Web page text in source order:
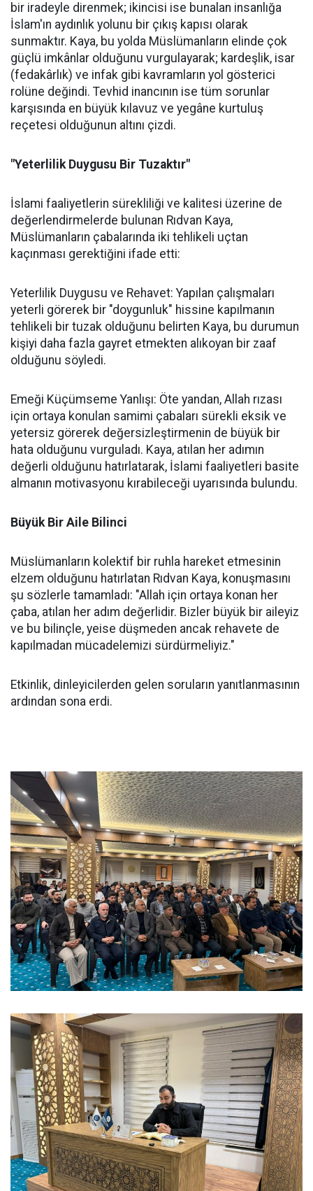
bir iradeyle direnmek; ikincisi ise bunalan insanlığa
İslam'ın aydınlık yolunu bir çıkış kapısı olarak
sunmaktır. Kaya, bu yolda Müslümanların elinde çok
güçlü imkânlar olduğunu vurgulayarak; kardeşlik, isar
(fedakârlık) ve infak gibi kavramların yol gösterici
rolüne değindi. Tevhid inancının ise tüm sorunlar
karşısında en büyük kılavuz ve yegâne kurtuluş
reçetesi olduğunun altını çizdi.
"Yeterlilik Duygusu Bir Tuzaktır"
İslami faaliyetlerin sürekliliği ve kalitesi üzerine de
değerlendirmelerde bulunan Rıdvan Kaya,
Müslümanların çabalarında iki tehlikeli uçtan
kaçınması gerektiğini ifade etti:
Yeterlilik Duygusu ve Rehavet: Yapılan çalışmaları
yeterli görerek bir "doygunluk" hissine kapılmanın
tehlikeli bir tuzak olduğunu belirten Kaya, bu durumun
kişiyi daha fazla gayret etmekten alıkoyan bir zaaf
olduğunu söyledi.
Emeği Küçümseme Yanlışı: Öte yandan, Allah rızası
için ortaya konulan samimi çabaları sürekli eksik ve
yetersiz görerek değersizleştirmenin de büyük bir
hata olduğunu vurguladı. Kaya, atılan her adımın
değerli olduğunu hatırlatarak, İslami faaliyetleri basite
almanın motivasyonu kırabileceği uyarısında bulundu.
Büyük Bir Aile Bilinci
Müslümanların kolektif bir ruhla hareket etmesinin
elzem olduğunu hatırlatan Rıdvan Kaya, konuşmasını
şu sözlerle tamamladı: "Allah için ortaya konan her
çaba, atılan her adım değerlidir. Bizler büyük bir aileyiz
ve bu bilinçle, yeise düşmeden ancak rehavete de
kapılmadan mücadelemizi sürdürmeliyiz."
Etkinlik, dinleyicilerden gelen soruların yanıtlanmasının
ardından sona erdi.